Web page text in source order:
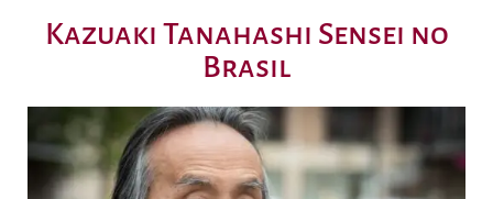
Kazuaki Tanahashi Sensei no
Brasil